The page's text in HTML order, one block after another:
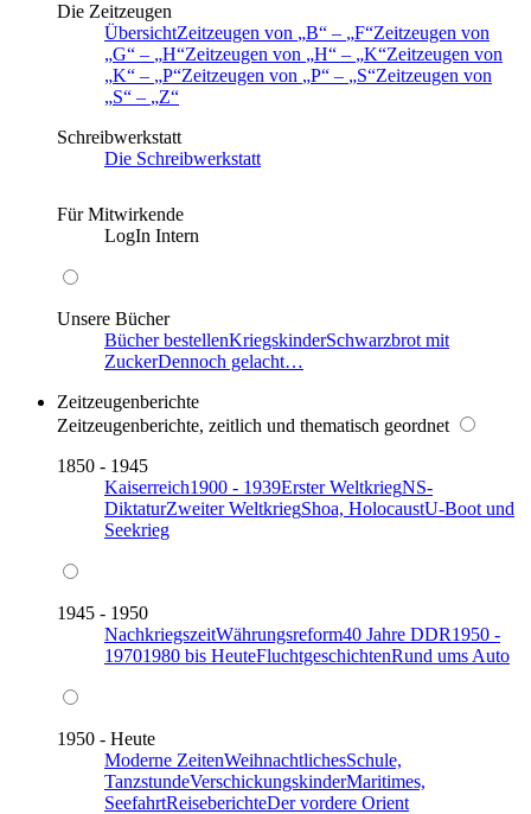
Die Zeitzeugen
ÜbersichtZeitzeugen von B – F Zeitzeugen von
G
– H Zeitzeugen von H – K Zeitzeugen von
K
– P Zeitzeugen von P – S Zeitzeugen von
S
–
Z
Schreibwerkstatt
Die Schreibwerkstatt
Für Mitwirkende
LogIn Intern
Unsere Bücher
Bücher bestellenKriegskinderSchwarzbrot mit
ZuckerDennoch gelacht…
Zeitzeugenberichte
Zeitzeugenberichte, zeitlich und thematisch geordnet
1850 - 1945
Kaiserreich1900 - 1939Erster WeltkriegNS-
DiktaturZweiter WeltkriegShoa, HolocaustU-Boot und
Seekrieg
1945 - 1950
NachkriegszeitWährungsreform40 Jahre DDR1950 -
19701980 bis HeuteFluchtgeschichtenRund ums Auto
1950 - Heute
Moderne ZeitenWeihnachtlichesSchule,
TanzstundeVerschickungskinderMaritimes,
SeefahrtReiseberichteDer vordere Orient